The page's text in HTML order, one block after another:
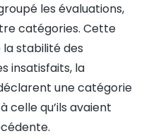
les évaluations,
catégories. Cette
stabilité des
insatisfaits, la
une catégorie
celle qu’ils avaient